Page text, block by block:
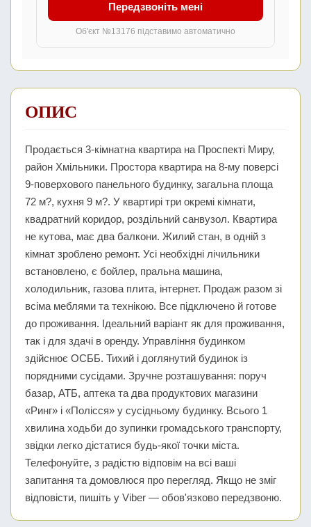
Передзвоніть мені
Об'єкт №13176 підставимо автоматично
ОПИС
Продається 3-кімнатна квартира на Проспекті Миру,
район Хмільники. Простора квартира на 8-му поверсі
9-поверхового панельного будинку, загальна площа
72 м?, кухня 9 м?. У квартирі три окремі кімнати,
квадратний коридор, роздільний санвузол. Квартира
не кутова, має два балкони. Жилий стан, в одній з
кімнат зроблено ремонт. Усі необхідні лічильники
встановлено, є бойлер, пральна машина,
холодильник, газова плита, інтернет. Продаж разом зі
всіма меблями та технікою. Все підключено й готове
до проживання. Ідеальний варіант як для проживання,
так і для здачі в оренду. Управління будинком
здійснює ОСББ. Тихий і доглянутий будинок із
порядними сусідами. Зручне розташування: поруч
базар, АТБ, аптека та два продуктових магазини
«Ринг» і «Полісся» у сусідньому будинку. Всього 1
хвилина ходьби до зупинки громадського транспорту,
звідки легко дістатися будь-якої точки міста.
Телефонуйте, з радістю відповім на всі ваші
запитання та домовлюся про перегляд. Якщо не зміг
відповісти, пишіть у Viber — обов'язково передзвоню.